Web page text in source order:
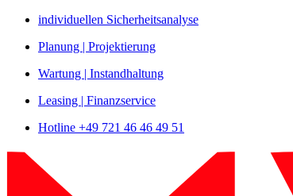
Zum
springen
individuellen Sicherheitsanalyse
Planung | Projektierung
Wartung | Instandhaltung
Leasing | Finanzservice
Hotline +49 721 46 46 49 51